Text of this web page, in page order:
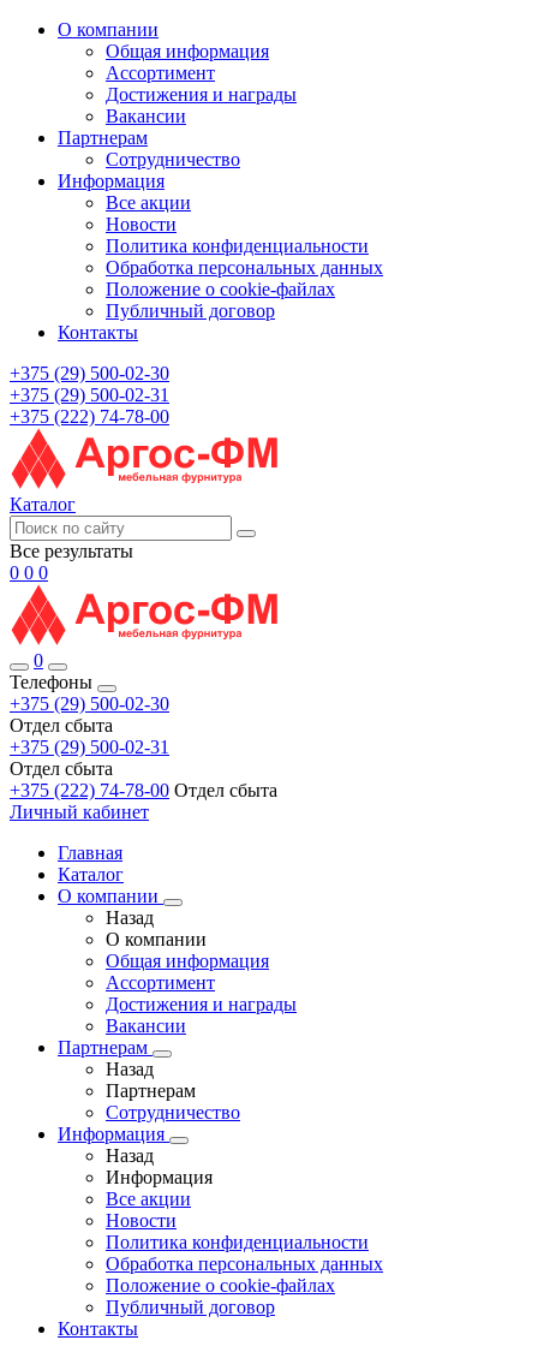
О компании
Общая информация
Ассортимент
Достижения и награды
Вакансии
Партнерам
Сотрудничество
Информация
Все акции
Новости
Политика конфиденциальности
Обработка персональных данных
Положение о cookie-файлах
Публичный договор
Контакты
+375 (29) 500-02-30
+375 (29) 500-02-31
+375 (222) 74-78-00
Каталог
Все результаты
0 0 0
0
Телефоны
+375 (29) 500-02-30
Отдел сбыта
+375 (29) 500-02-31
Отдел сбыта
+375 (222) 74-78-00 Отдел сбыта
Личный кабинет
Главная
Каталог
О компании
Назад
О компании
Общая информация
Ассортимент
Достижения и награды
Вакансии
Партнерам
Назад
Партнерам
Сотрудничество
Информация
Назад
Информация
Все акции
Новости
Политика конфиденциальности
Обработка персональных данных
Положение о cookie-файлах
Публичный договор
Контакты